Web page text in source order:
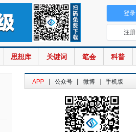
思想库 关键词 笔会 科普
登录
注册
APP | 公众号 | 微博 | 手机版